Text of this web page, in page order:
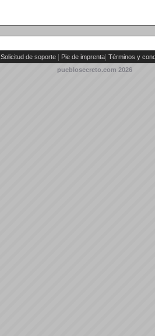
Solicitud de soporte Pie de imprenta| Términos y
pueblosecreto.com 2026